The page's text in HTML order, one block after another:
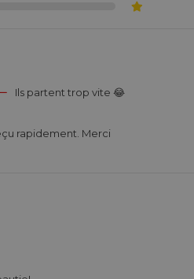
Ils partent trop vite 😂